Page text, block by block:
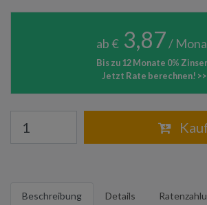
ab € 3,87/
Bis zu 12 Monate 0%
Jetzt Rate berechnen! >>
Beschreibung Details